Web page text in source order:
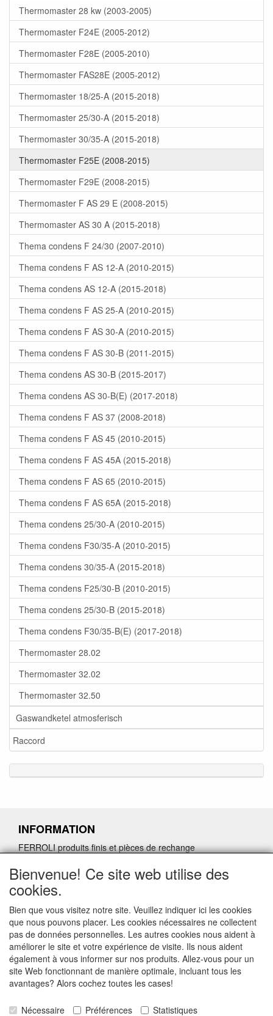
Thermomaster 28 kw (2003-2005)
Thermomaster F24E (2005-2012)
Thermomaster F28E (2005-2010)
Thermomaster FAS28E (2005-2012)
Thermomaster 18/25-A (2015-2018)
Thermomaster 25/30-A (2015-2018)
Thermomaster 30/35-A (2015-2018)
Thermomaster F25E (2008-2015)
Thermomaster F29E (2008-2015)
Thermomaster F AS 29 E (2008-2015)
Thermomaster AS 30 A (2015-2018)
Thema condens F 24/30 (2007-2010)
Thema condens F AS 12-A (2010-2015)
Thema condens AS 12-A (2015-2018)
Thema condens F AS 25-A (2010-2015)
Thema condens F AS 30-A (2010-2015)
Thema condens F AS 30-B (2011-2015)
Thema condens AS 30-B (2015-2017)
Thema condens AS 30-B(E) (2017-2018)
Thema condens F AS 37 (2008-2018)
Thema condens F AS 45 (2010-2015)
Thema condens F AS 45A (2015-2018)
Thema condens F AS 65 (2010-2015)
Thema condens F AS 65A (2015-2018)
Thema condens 25/30-A (2010-2015)
Thema condens F30/35-A (2010-2015)
Thema condens 30/35-A (2015-2018)
Thema condens F25/30-B (2010-2015)
Thema condens 25/30-B (2015-2018)
Thema condens F30/35-B(E) (2017-2018)
Thermomaster 28.02
Thermomaster 32.02
Thermomaster 32.50
Gaswandketel atmosferisch
Raccord
INFORMATION
FERROLI produits finis et pièces de rechange
Demander un lien d'annulation
CONTACTGEGEVENS
www.vdht.be
Rouwbergskens 7 hal 14
2340 Beerse
E-mail: verkoop@vdht.be
Bienvenue! Ce site web utilise des
cookies.
Bien que vous visitez notre site. Veuillez indiquer ici les cookies
que nous pouvons placer. Les cookies nécessaires ne collectent
pas de données personnelles. Les autres cookies nous aident à
améliorer le site et votre expérience de visite. Ils nous aident
également à vous informer sur nos produits. Allez-vous pour un
site Web fonctionnant de manière optimale, incluant tous les
avantages? Alors cochez toutes les cases!
Nécessaire Préférences Statistiques